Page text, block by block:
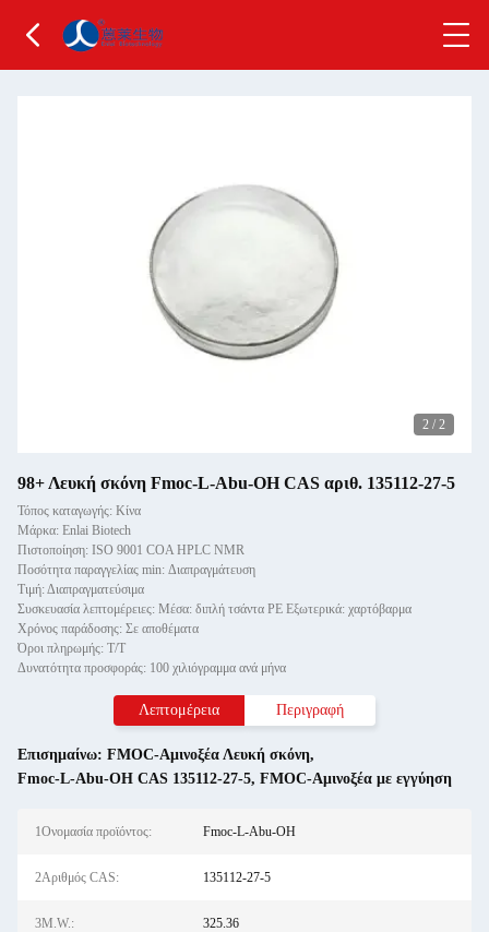
2 / 2
98+ Λευκή σκόνη Fmoc-L-Abu-OH CAS αριθ. 135112-27-5
Τόπος καταγωγής: Κίνα
Μάρκα: Enlai Biotech
Πιστοποίηση: ISO 9001 COA HPLC NMR
Ποσότητα παραγγελίας min: Διαπραγμάτευση
Τιμή: Διαπραγματεύσιμα
Συσκευασία λεπτομέρειες: Μέσα: διπλή τσάντα PE Εξωτερικά: χαρτόβαρμα
Χρόνος παράδοσης: Σε αποθέματα
Όροι πληρωμής: Τ/Τ
Δυνατότητα προσφοράς: 100 χιλιόγραμμα ανά μήνα
Λεπτομέρεια Περιγραφή
Επισημαίνω: FMOC-Αμινοξέα Λευκή σκόνη,
Fmoc-L-Abu-OH CAS 135112-27-5, FMOC-Αμινοξέα με εγγύηση
1Ονομασία προϊόντος: Fmoc-L-Abu-OH
2Αριθμός CAS: 135112-27-5
3M.W.: 325.36